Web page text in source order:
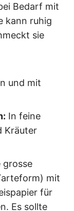
Bedarf mit
kann ruhig
sie
und mit
In feine
Kräuter
grosse
mit
für
Es sollte